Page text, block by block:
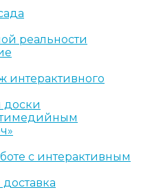
реальности
интерактивного
доски
с интерактивным